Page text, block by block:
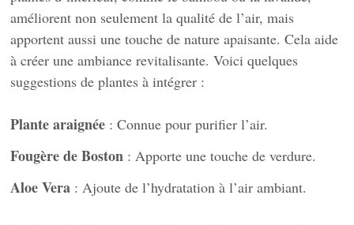
améliorent non seulement la qualité de l’air, mais
apportent aussi une touche de nature apaisante. Cela aide
à créer une ambiance revitalisante. Voici quelques
suggestions de plantes à intégrer :
Plante araignée : Connue pour purifier l’air.
Fougère de Boston : Apporte une touche de verdure.
Aloe Vera : Ajoute de l’hydratation à l’air ambiant.